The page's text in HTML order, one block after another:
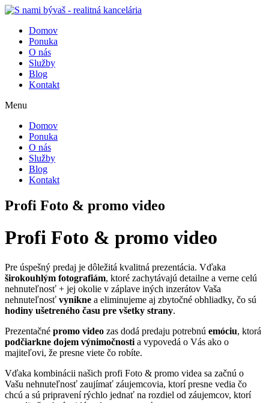
Domov
Ponuka
O nás
Služby
Blog
Kontakt
Menu
Domov
Ponuka
O nás
Služby
Blog
Kontakt
Profi Foto & promo video
Profi Foto & promo video
Pre úspešný predaj je dôležitá kvalitná prezentácia. Vďaka
širokouhlým fotografiám, ktoré zachytávajú detailne a verne celú
nehnuteľnosť + jej okolie v záplave iných inzerátov Vaša
nehnuteľnosť vynikne a eliminujeme aj zbytočné obhliadky, čo sú
hodiny ušetreného času pre všetky strany.
Prezentačné promo video zas dodá predaju potrebnú emóciu, ktorá
podčiarkne dojem výnimočnosti a vypovedá o Vás ako o
majiteľovi, že presne viete čo robíte.
Vďaka kombinácii našich profi Foto & promo videa sa začnú o
Vašu nehnuteľnosť zaujímať záujemcovia, ktorí presne vedia čo
chcú a sú pripravení rýchlo jednať na rozdiel od záujemcov, ktorí